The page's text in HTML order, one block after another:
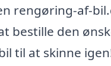
rengøring-af-
bestille den
til at skinne